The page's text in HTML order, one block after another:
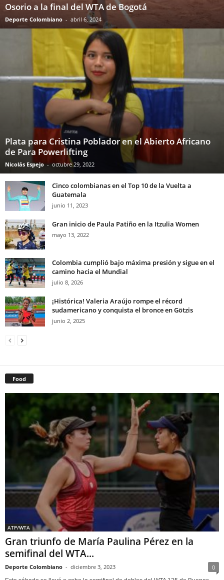
Osorio a la final del WTA de Bogotá
Deporte Colombiano - abril 6, 2024
Plata para Cristina Poblador en el Abierto Africano
de Para Powerlifting
Nicolás Espejo - octubre 29, 2022
Cinco colombianas en el Top 10 de la Vuelta a
Guatemala
junio 11, 2023
Gran inicio de Paula Patiño en la Itzulia Women
mayo 13, 2022
Colombia cumplió bajo máxima presión y sigue en el
camino hacia el Mundial
julio 8, 2026
¡Histórica! Valeria Araújo rompe el récord
sudamericano y conquista el bronce en Götzis
junio 2, 2025
Food
ATP/WTA
Gran triunfo de María Paulina Pérez en la
semifinal del WTA...
Deporte Colombiano - diciembre 3, 2023 0